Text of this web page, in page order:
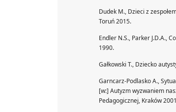
Dudek M., Dzieci z
Toruń 2015.
Endler N.S., Parker J.D.A.,
1990.
Gałkowski T., Dziecko
Garncarz-Podlasko A.,
[w:] Autyzm wyzwaniem
Pedagogicznej, Kraków